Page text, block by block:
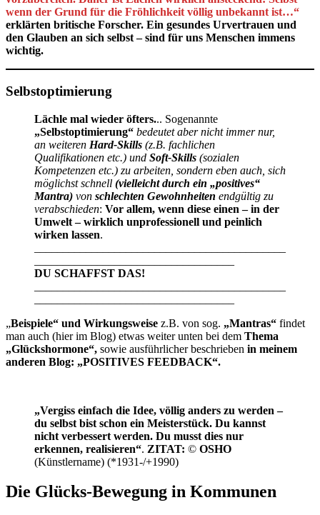
wenn der Grund für die Fröhlichkeit völlig unbekannt ist…“
erklärten britische Forscher. Ein gesundes Urvertrauen und
den Glauben an sich selbst – sind für uns Menschen immens
wichtig.
Selbstoptimierung
Lächle mal wieder öfters... Sogenannte
„Selbstoptimierung“ bedeutet aber nicht immer nur,
an weiteren Hard-Skills (z.B. fachlichen
Qualifikationen etc.) und Soft-Skills (sozialen
Kompetenzen etc.) zu arbeiten, sondern eben auch, sich
möglichst schnell (vielleicht durch ein „positives“
Mantra) von schlechten Gewohnheiten endgültig zu
verabschieden: Vor allem, wenn diese einen – in der
Umwelt – wirklich unprofessionell und peinlich
wirken lassen.
DU SCHAFFST DAS!
„Beispiele“ und Wirkungsweise z.B. von sog. „Mantras“ findet
man auch (hier im Blog) etwas weiter unten bei dem Thema
„Glückshormone“, sowie ausführlicher beschrieben in meinem
anderen Blog: „POSITIVES FEEDBACK“.
„Vergiss einfach die Idee, völlig anders zu werden –
du selbst bist schon ein Meisterstück. Du kannst
nicht verbessert werden. Du musst dies nur
erkennen, realisieren“. ZITAT: © OSHO
(Künstlername) (*1931-/+1990)
Die Glücks-Bewegung in Kommunen